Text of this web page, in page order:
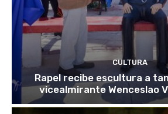
CULTURA
Rapel recibe escultura a
vicealmirante Wenceslao